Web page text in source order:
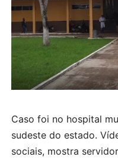
Caso foi no hospital
sudeste do estado.
sociais, mostra